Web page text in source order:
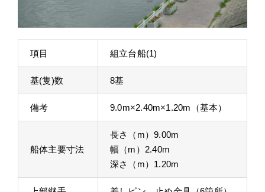
項目 組立台船(1)
基(隻)数 8基
備考 9.0m×2.40m×1.20m（基本）
船体主要寸法
長さ（m）9.00m
幅（m）2.40m
深さ（m）1.20m